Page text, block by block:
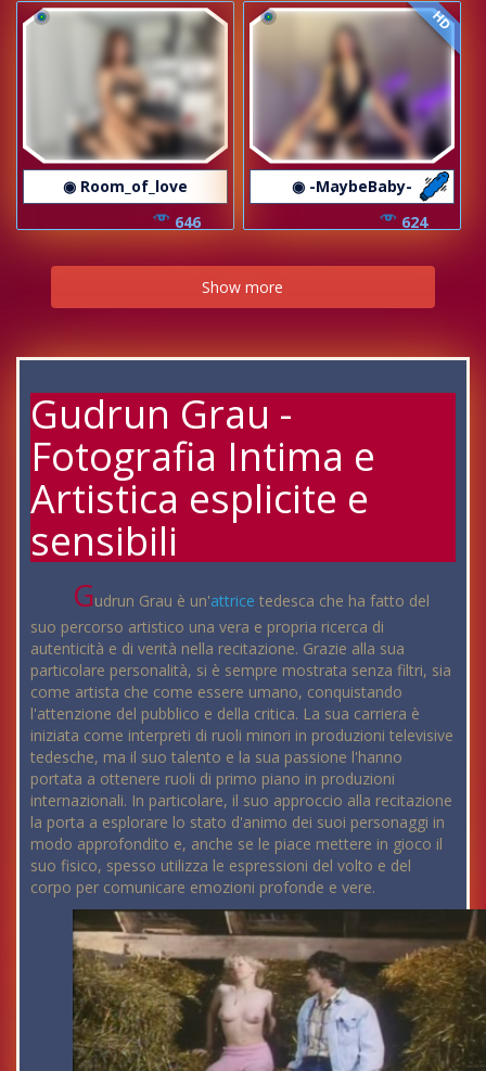
◉ Room_of_love
646
HD
◉ -MaybeBaby-
624
Show more
Gudrun Grau -
Fotografia Intima e
Artistica esplicite e
sensibili
Gudrun Grau è un'attrice tedesca che ha fatto del
suo percorso artistico una vera e propria ricerca di
autenticità e di verità nella recitazione. Grazie alla sua
particolare personalità, si è sempre mostrata senza filtri, sia
come artista che come essere umano, conquistando
l'attenzione del pubblico e della critica. La sua carriera è
iniziata come interpreti di ruoli minori in produzioni televisive
tedesche, ma il suo talento e la sua passione l'hanno
portata a ottenere ruoli di primo piano in produzioni
internazionali. In particolare, il suo approccio alla recitazione
la porta a esplorare lo stato d'animo dei suoi personaggi in
modo approfondito e, anche se le piace mettere in gioco il
suo fisico, spesso utilizza le espressioni del volto e del
corpo per comunicare emozioni profonde e vere.